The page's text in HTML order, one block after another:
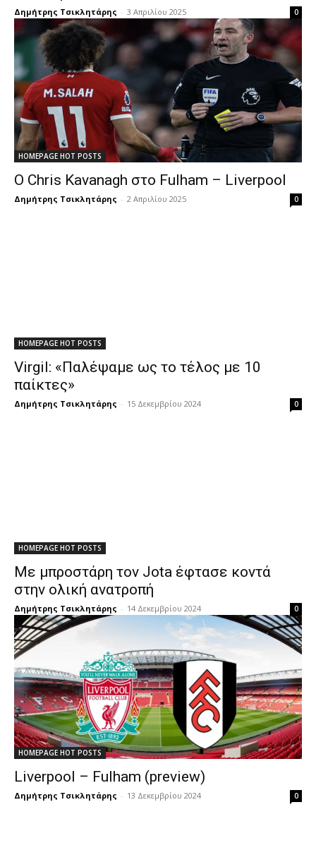
Δημήτρης Τσικλητάρης - 3 Απριλίου 2025 0
HOMEPAGE HOT POSTS
Ο Chris Kavanagh στο Fulham – Liverpool
Δημήτρης Τσικλητάρης - 2 Απριλίου 2025 0
HOMEPAGE HOT POSTS
Virgil: «Παλέψαμε ως το τέλος με 10
παίκτες»
Δημήτρης Τσικλητάρης - 15 Δεκεμβρίου 2024 0
HOMEPAGE HOT POSTS
Με μπροστάρη τον Jota έφτασε κοντά
στην ολική ανατροπή
Δημήτρης Τσικλητάρης - 14 Δεκεμβρίου 2024 0
HOMEPAGE HOT POSTS
Liverpool – Fulham (preview)
Δημήτρης Τσικλητάρης - 13 Δεκεμβρίου 2024 0